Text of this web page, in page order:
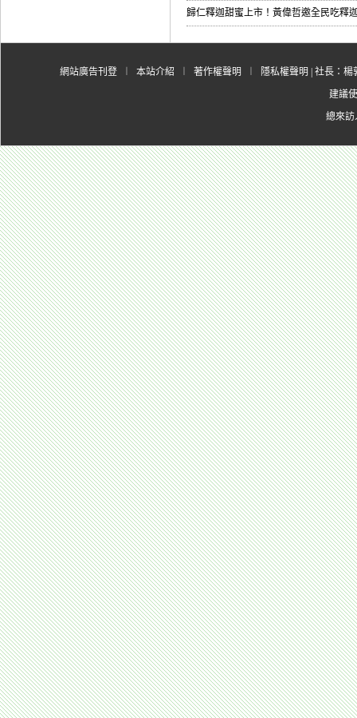
歸仁釋迦甜蜜上市！黃偉哲邀全民吃釋
網站廣告刊登 本站介紹 著作權聲明 隱私權聲明 | 社長：
建議
總來訪